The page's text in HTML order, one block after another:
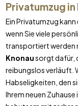
Privatumzug in
Ein Privatumzug
wenn Sie viele
transportiert werden
Knonausorgt dafür,
reibungslos verläuft.
Habseligkeiten, den
Ihrem neuen Zuhause